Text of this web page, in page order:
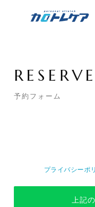
RESERVE
予約フォーム
プライバシーポ
上記